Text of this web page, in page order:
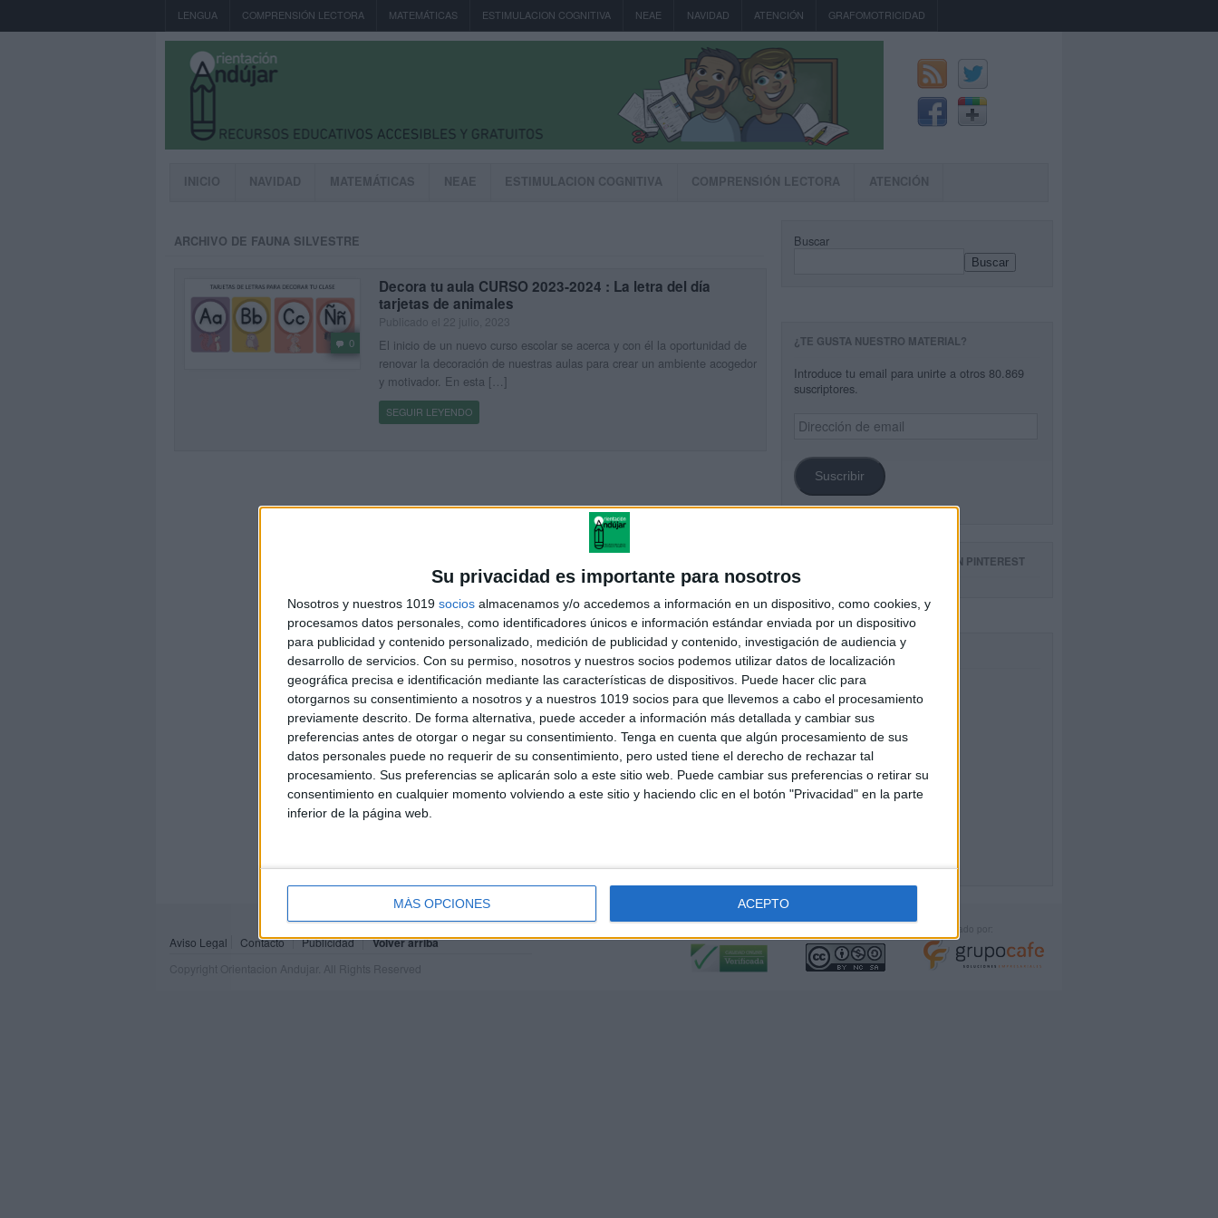
Su privacidad es importante para nosotros
Nosotros y nuestros 1019 socios almacenamos y/o accedemos a información en un dispositivo, como cookies, y
procesamos datos personales, como identificadores únicos e información estándar enviada por un dispositivo
para publicidad y contenido personalizado, medición de publicidad y contenido, investigación de audiencia y
desarrollo de servicios. Con su permiso, nosotros y nuestros socios podemos utilizar datos de localización
geográfica precisa e identificación mediante las características de dispositivos. Puede hacer clic para
otorgarnos su consentimiento a nosotros y a nuestros 1019 socios para que llevemos a cabo el procesamiento
previamente descrito. De forma alternativa, puede acceder a información más detallada y cambiar sus
preferencias antes de otorgar o negar su consentimiento. Tenga en cuenta que algún procesamiento de sus
datos personales puede no requerir de su consentimiento, pero usted tiene el derecho de rechazar tal
procesamiento. Sus preferencias se aplicarán solo a este sitio web. Puede cambiar sus preferencias o retirar su
consentimiento en cualquier momento volviendo a este sitio y haciendo clic en el botón "Privacidad" en la parte
inferior de la página web.
MÁS OPCIONES ACEPTO
LENGUA COMPRENSIÓN LECTORA MATEMÁTICAS ESTIMULACION COGNITIVA NEAE NAVIDAD ATENCIÓN GRAFOMOTRICIDAD
INICIO NAVIDAD MATEMÁTICAS NEAE ESTIMULACION COGNITIVA COMPRENSIÓN LECTORA ATENCIÓN
ARCHIVO DE FAUNA SILVESTRE
0
Decora tu aula CURSO 2023-2024 : La letra del día
tarjetas de animales
El inicio de un nuevo curso escolar se acerca y con él la oportunidad de
renovar la decoración de nuestras aulas para crear un ambiente acogedor
y motivador. En esta […]
SEGUIR LEYENDO
Buscar
Buscar
¿TE GUSTA NUESTRO MATERIAL?
Introduce tu email para unirte a otros 80.869
suscriptores.
Dirección
de
Suscribir
SIGUE NUESTROS TABLEROS EN PINTEREST
Aviso Legal Contacto Publicidad Volver arriba
Copyright Orientacion Andujar. All Rights Reserved